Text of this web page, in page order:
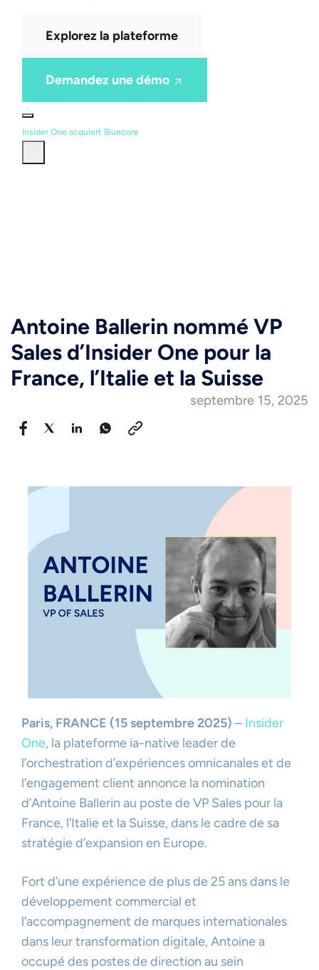
Explorez la plateforme
Demandez une démo
Insider One acquiert Bluecore
Antoine Ballerin nommé VP
Sales d’Insider One pour la
France, l’Italie et la Suisse
septembre 15, 2025
Paris, FRANCE (15 septembre 2025) – Insider
One, la plateforme ia-native leader de
l’orchestration d’expériences omnicanales et de
l’engagement client annonce la nomination
d’Antoine Ballerin au poste de VP Sales pour la
France, l’Italie et la Suisse, dans le cadre de sa
stratégie d’expansion en Europe.
Fort d’une expérience de plus de 25 ans dans le
développement commercial et
l’accompagnement de marques internationales
dans leur transformation digitale, Antoine a
occupé des postes de direction au sein